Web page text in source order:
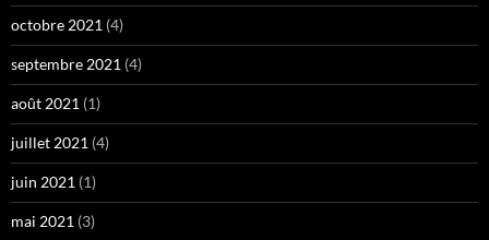
octobre 2021 (4)
septembre 2021 (4)
août 2021 (1)
juillet 2021 (4)
juin 2021 (1)
mai 2021 (3)